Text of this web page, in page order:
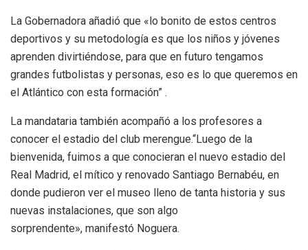
La Gobernadora añadió que «lo bonito de estos centros
deportivos y su metodología es que los niños y jóvenes
aprenden divirtiéndose, para que en futuro tengamos
grandes futbolistas y personas, eso es lo que queremos en
el Atlántico con esta formación” .
La mandataria también acompañó a los profesores a
conocer el estadio del club merengue.“Luego de la
bienvenida, fuimos a que conocieran el nuevo estadio del
Real Madrid, el mítico y renovado Santiago Bernabéu, en
donde pudieron ver el museo lleno de tanta historia y sus
nuevas instalaciones, que son algo
sorprendente», manifestó Noguera.